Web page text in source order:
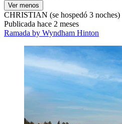
Ver menos
CHRISTIAN (se hospedó 3 noches)
Publicada hace 2 meses
Ramada by Wyndham Hinton